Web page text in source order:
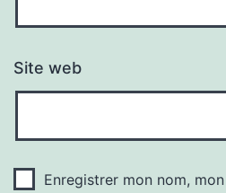
Site web
Enregistrer mon nom,